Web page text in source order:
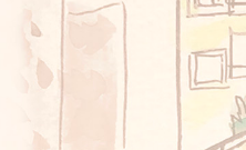
歡迎成為我們的會員！
點擊圖片可下載表格。